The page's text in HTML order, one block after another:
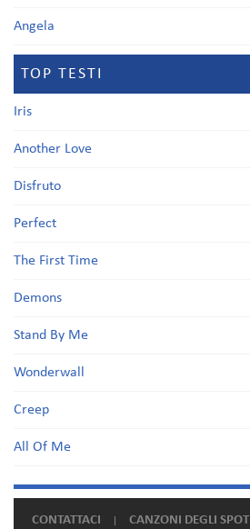
Angela
TOP TESTI
Iris
Another Love
Disfruto
Perfect
The First Time
Demons
Stand By Me
Wonderwall
Creep
All Of Me
CONTATTACI CANZONI DEGLI SPOT